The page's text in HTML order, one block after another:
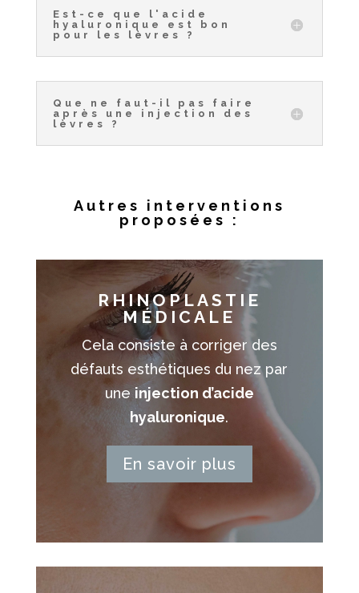
Est-ce que l'acide
hyaluronique est bon
pour les lèvres ?
Que ne faut-il pas faire
après une injection des
lèvres ?
Autres interventions
proposées :
RHINOPLASTIE
MÉDICALE
Cela consiste à corriger des
défauts esthétiques du nez par
uneinjection d’acide
hyaluronique.
En savoir plus